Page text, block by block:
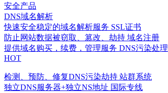
安全产品
DNS域名解析
快速安全稳定的域名解析服务 SSL证书
防止网站数据被窃取、篡改、劫持 域名注册
提供域名购买，续费，管理服务 DNS污染处理
HOT
检测、预防、修复DNS污染劫持 站群系统
独立DNS服务器+独立NS地址 国际专线